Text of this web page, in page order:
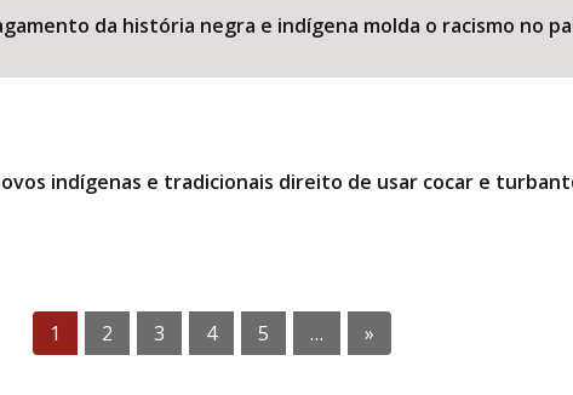
da história negra e indígena molda o racismo no
indígenas e tradicionais direito de usar cocar e
1 2 3 4 5 … »